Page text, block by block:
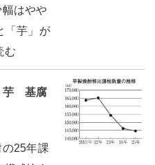
はやや
芋」が
む
芋 基腐
25年課